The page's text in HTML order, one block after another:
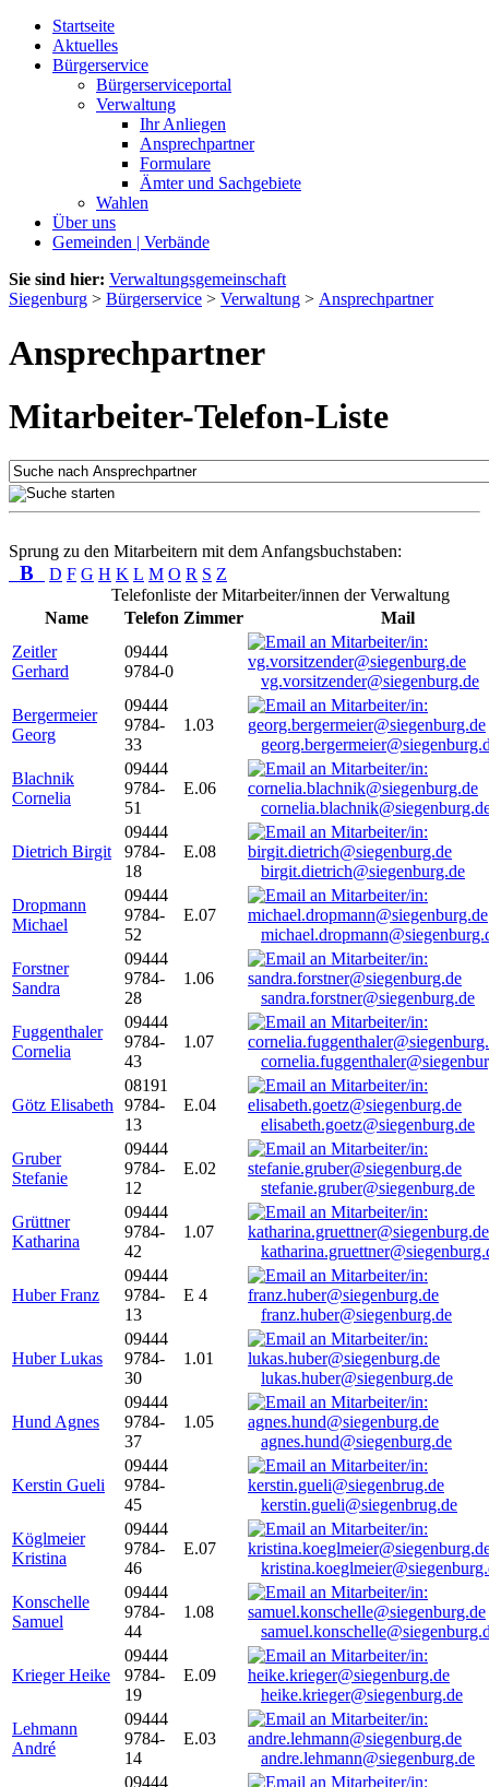
Startseite
Aktuelles
Bürgerservice
Bürgerserviceportal
Verwaltung
Ihr Anliegen
Ansprechpartner
Formulare
Ämter und Sachgebiete
Wahlen
Über uns
Gemeinden | Verbände
Sie sind hier: Verwaltungsgemeinschaft
Siegenburg > Bürgerservice > Verwaltung > Ansprechpartner
Ansprechpartner
Mitarbeiter-Telefon-Liste
Sprung zu den Mitarbeitern mit dem Anfangsbuchstaben:
B D F G H K L M O R S Z
Telefonliste der Mitarbeiter/innen der Verwaltung
Name
Telefon Zimmer
Mail
Zeitler
Gerhard
09444
9784-0
vg.vorsitzender@siegenburg.de
Bergermeier
Georg
09444
9784-
33
1.03
Blachnik
Cornelia
09444
9784-
51
E.06
Dietrich Birgit
09444
9784-
18
E.08
birgit.dietrich@siegenburg.de
Dropmann
Michael
09444
9784-
52
E.07
Forstner
Sandra
09444
9784-
28
1.06
sandra.forstner@siegenburg.de
Fuggenthaler
Cornelia
09444
9784-
43
1.07
Götz Elisabeth
08191
9784-
13
E.04
elisabeth.goetz@siegenburg.de
Gruber
Stefanie
09444
9784-
12
E.02
stefanie.gruber@siegenburg.de
Grüttner
Katharina
09444
9784-
42
1.07
Huber Franz
09444
9784-
13
E 4
franz.huber@siegenburg.de
Huber Lukas
09444
9784-
30
1.01
lukas.huber@siegenburg.de
Hund Agnes
09444
9784-
37
1.05
agnes.hund@siegenburg.de
Kerstin Gueli
09444
9784-
45
kerstin.gueli@siegenbrug.de
Köglmeier
Kristina
09444
9784-
46
E.07
Konschelle
Samuel
09444
9784-
44
1.08
Krieger Heike
09444
9784-
19
E.09
heike.krieger@siegenburg.de
Lehmann
André
09444
9784-
14
E.03
andre.lehmann@siegenburg.de
09444